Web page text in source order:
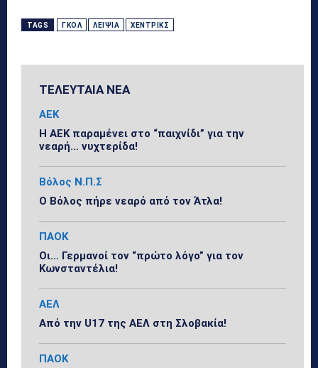
TAGS ΓΚΟΛ ΛΕΙΨΊΑ ΧΈΝΤΡΙΚΣ
ΤΕΛΕΥΤΑΙΑ ΝΕΑ
ΑΕΚ
Η ΑΕΚ παραμένει στο “παιχνίδι” για την
νεαρή… νυχτερίδα!
Βόλος Ν.Π.Σ
Ο Βόλος πήρε νεαρό από τον Άτλα!
ΠΑΟΚ
Οι… Γερμανοί τον “πρώτο λόγο” για τον
Κωνσταντέλια!
ΑΕΛ
Από την U17 της ΑΕΛ στη Σλοβακία!
ΠΑΟΚ